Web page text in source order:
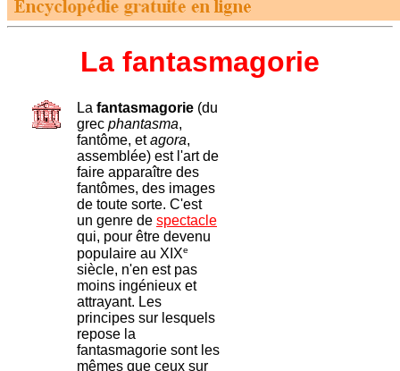
La fantasmagorie
La fantasmagorie (du
grec phantasma,
fantôme, etagora,
assemblée) est l'art de
faire apparaître des
fantômes, des images
de toute sorte. C'est
un genre de spectacle
qui, pour être devenu
populaire au XIXe
siècle, n'en est pas
moins ingénieux et
attrayant. Les
principes sur lesquels
repose la
fantasmagorie sont les
mêmes que ceux sur